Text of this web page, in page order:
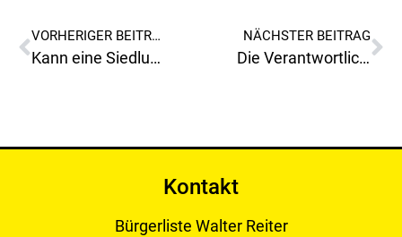
VORHERIGER BEITRAG
Kann eine Siedlungsgenossenschaft besser wirtschaften als die Stadtgemeinde Leoben?
NÄCHSTER BEITRAG
Die Verantwortlichen der Rathausmehrheit SPÖ (Wallner, Mautner) schmeißen das Geld der LeobnerInnen beim Fenster hinaus!
Kontakt
Bürgerliste Walter Reiter